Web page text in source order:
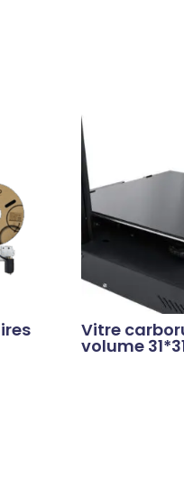
Vitre
volume